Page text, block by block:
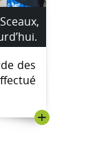
des
+